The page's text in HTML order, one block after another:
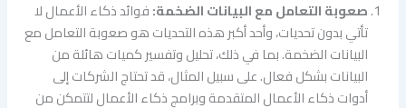
صعوبة التعامل مع البيانات الضخمة:فوائد ذكاء الأعمال لا
تأتي بدون تحديات، وأحد أكبر هذه التحديات هو صعوبة التعامل مع
البيانات الضخمة. بما في ذلك، تحليل وتفسير كميات هائلة من
البيانات بشكل فعال. على سبيل المثال، قد تحتاج الشركات إلى
أدوات ذكاء الأعمال المتقدمة وبرامج ذكاء الأعمال لتتمكن من